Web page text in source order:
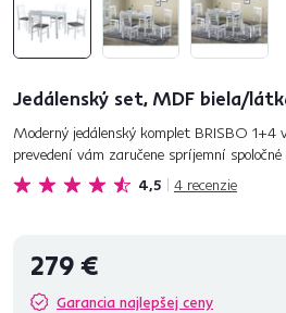
Jedálenský set, MDF biela/
4,5 4 recenzie
Moderný jedálenský komplet BRISBO 1+4
prevedení vám zaručene spríjemní
priateľmi. Jedálenský stôl poskytuje
279 €
Garancia najlepšej ceny